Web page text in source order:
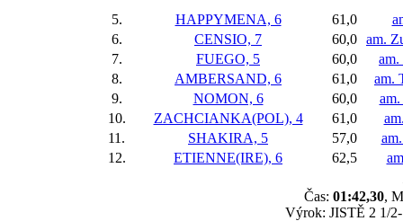
5. HAPPYMENA, 6 61,0
6.
CENSIO, 7 60,0 am.
7.
FUEGO, 5 60,0
am.
8.
AMBERSAND, 6 61,0
am.
9.
NOMON, 6 60,0
10.
ZACHCIANKA(POL), 4 61,0
11.
SHAKIRA, 5 57,0
12.
ETIENNE(IRE), 6 62,5
Čas: 01:42,30,
Výrok: JISTĚ 2 1/